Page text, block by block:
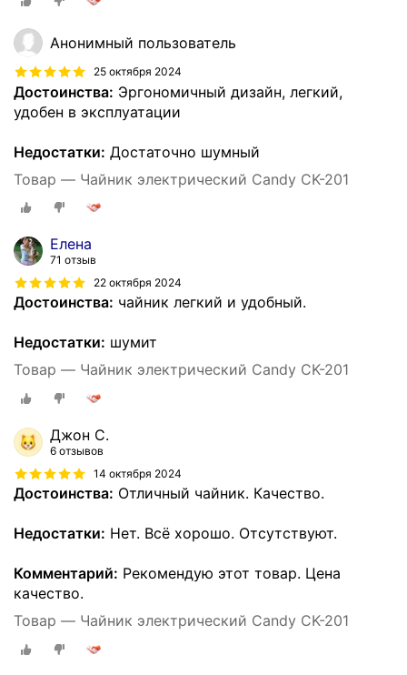
Анонимный пользователь
25 октября 2024
Достоинства: Эргономичный дизайн, легкий,
удобен в эксплуатации
Недостатки: Достаточно шумный
Товар — Чайник электрический Candy CK-201
Елена
71 отзыв
22 октября 2024
Достоинства: чайник легкий и удобный.
Недостатки: шумит
Товар — Чайник электрический Candy CK-201
Джон С.
6 отзывов
14 октября 2024
Достоинства: Отличный чайник. Качество.
Недостатки: Нет. Всё хорошо. Отсутствуют.
Комментарий: Рекомендую этот товар. Цена
качество.
Товар — Чайник электрический Candy CK-201